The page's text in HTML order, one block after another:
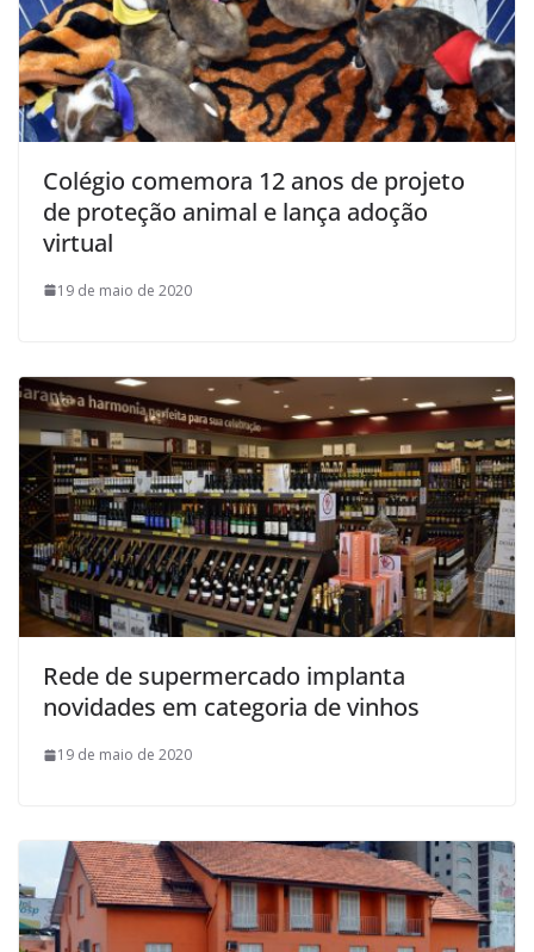
Colégio comemora 12 anos de projeto
de proteção animal e lança adoção
virtual
19 de maio de 2020
Rede de supermercado implanta
novidades em categoria de vinhos
19 de maio de 2020